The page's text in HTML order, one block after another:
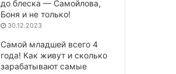
до блеска — Самойлова,
Боня и не только!
30.12.2023
Самой младшей всего 4
года! Как живут и сколько
зарабатывают самые